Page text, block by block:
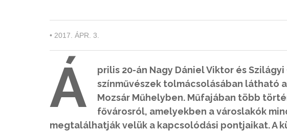
• 2017. ÁPR. 3.
Á
prilis 20-án Nagy Dániel Viktor és
színművészek tolmácsolásában látható a
Mozsár Műhelyben. Műfajában több
fővárosról, amelyekben a városlakók
megtalálhatják velük a kapcsolódási pontjaikat. A